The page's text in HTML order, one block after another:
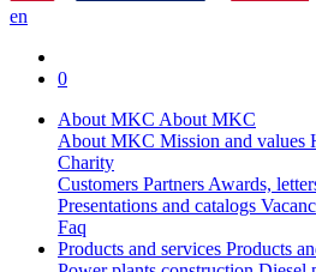
en
0
About MKC About MKC
About MKC Mission and values
Charity
Customers PartnersAwards,
Presentations and catalogs
Faq
Products and services Products